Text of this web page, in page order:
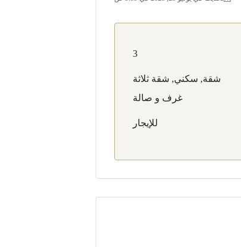
3
شقة, سكني, شقة ثلاثة
غرف و صالة
للإيجار